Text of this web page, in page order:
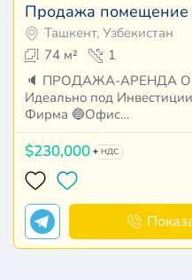
Продажа помещение
Ташкент, Узбекистан
74 м²
1
🔈 ПРОДАЖА-АРЕНДА
Идеально под Инвестиции! 🔵ШоуРум
Фирма 🔵Офис…
$230,000 НДС